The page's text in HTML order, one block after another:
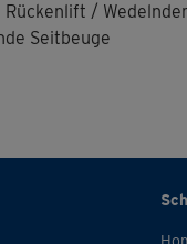
/
Seitbeuge